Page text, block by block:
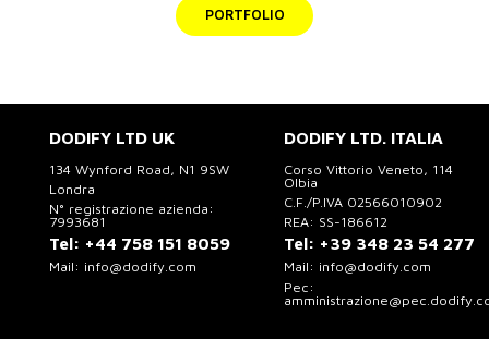
PORTFOLIO
DODIFY LTD UK
134 Wynford Road, N1 9SW
Londra
N° registrazione azienda:
7993681
Tel: +44 758 151 8059
Mail: info@dodify.com
DODIFY LTD. ITALIA
Corso Vittorio Veneto, 114
Olbia
C.F./P.IVA 02566010902
REA: SS-186612
Tel: +39 348 23 54 277
Mail: info@dodify.com
Pec: